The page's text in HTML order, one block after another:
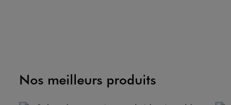
Nos meilleurs produits